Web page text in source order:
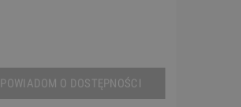
POWIADOM O DOSTĘPNOŚCI